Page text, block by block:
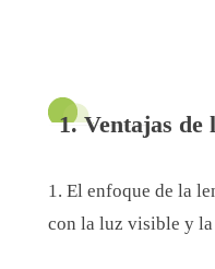
1. Ventajas
1. El enfoque de la
con la luz visible y la